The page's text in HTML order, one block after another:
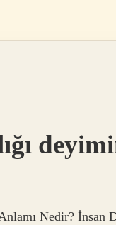
Nedir? İnsan